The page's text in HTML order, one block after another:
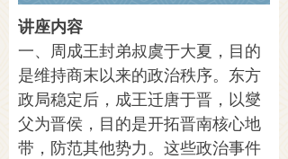
文创产品
服务指南
在线购票
讲座内容
一、周成王封弟叔虞于大夏，目的
是维持商末以来的政治秩序。东方
政局稳定后，成王迁唐于晋，以燮
父为晋侯，目的是开拓晋南核心地
带，防范其他势力。这些政治事件